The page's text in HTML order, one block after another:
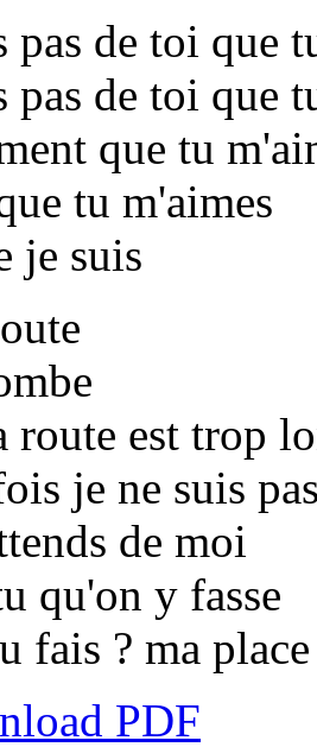
pas de toi que
pas de toi que
que tu
tu m'aimes
je suis
route est trop
je ne suis
de moi
qu'on y fasse
fais ? ma
PDF